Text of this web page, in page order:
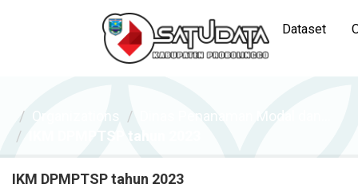
Dataset
IKM DPMPTSP tahun 2023